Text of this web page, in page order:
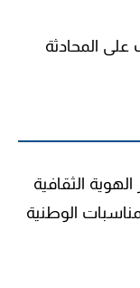
المحادثة
الثقافية
الوطنية